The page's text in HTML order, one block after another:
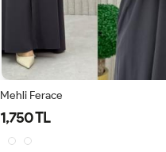
Mehli Ferace
1,750 TL